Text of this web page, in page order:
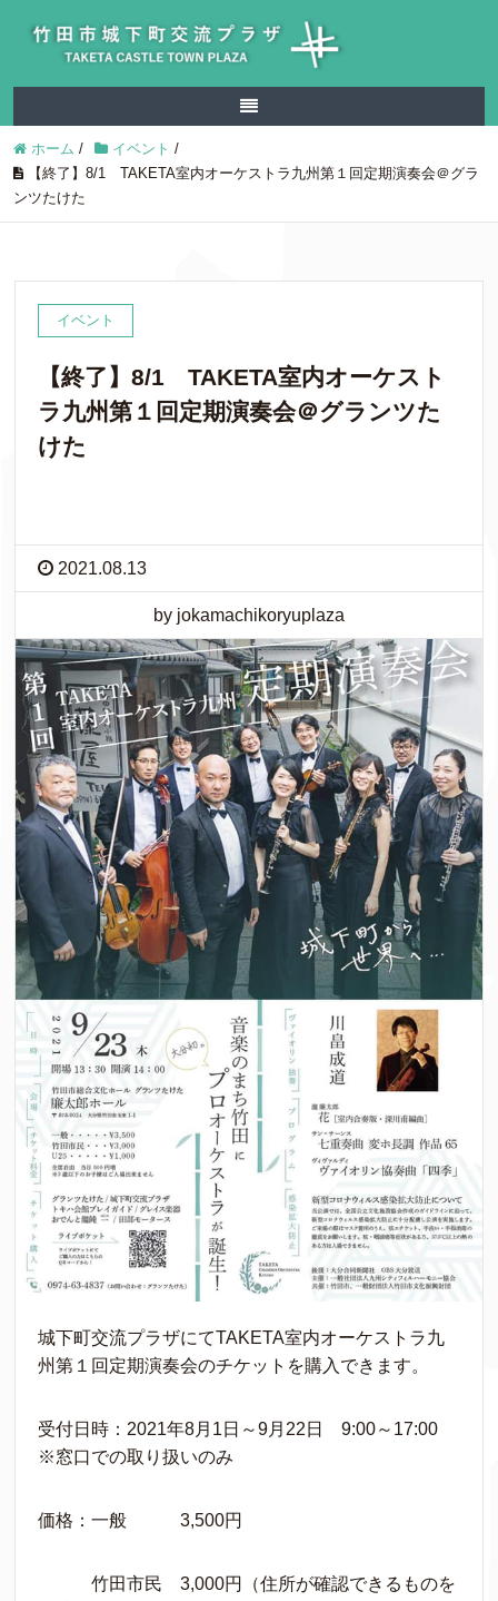
ホーム / イベント /
【終了】8/1 TAKETA室内オーケストラ九州第１回定期演奏会＠グラ
ンツたけた
イベント
【終了】8/1 TAKETA室内オーケスト
ラ九州第１回定期演奏会＠グランツた
けた
2021.08.13
by jokamachikoryuplaza
城下町交流プラザにてTAKETA室内オーケストラ九
州第１回定期演奏会のチケットを購入できます。
受付日時：2021年8月1日～9月22日 9:00～17:00
※窓口での取り扱いのみ
価格：一般 3,500円
竹田市民 3,000円（住所が確認できるものを